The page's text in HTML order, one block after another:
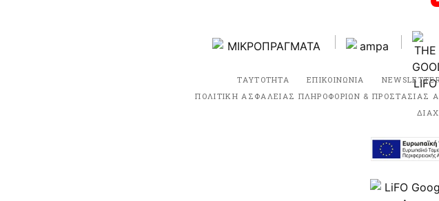
ΤΑΥΤΟΤΗΤΑ ΕΠΙΚΟΙΝΩΝΙΑ
ΠΟΛΙΤΙΚΗ ΑΣΦΑΛΕΙΑΣ ΠΛΗΡΟΦΟΡΙΩΝ & ΠΡΟΣΤΑΣΙΑΣ